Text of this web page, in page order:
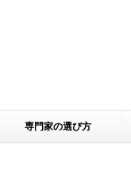
専門家の選び方